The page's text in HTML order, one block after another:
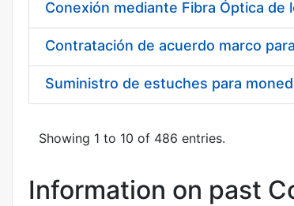
Suministro de estuches para
Showing 1 to 10 of 486 entries.
Information on past